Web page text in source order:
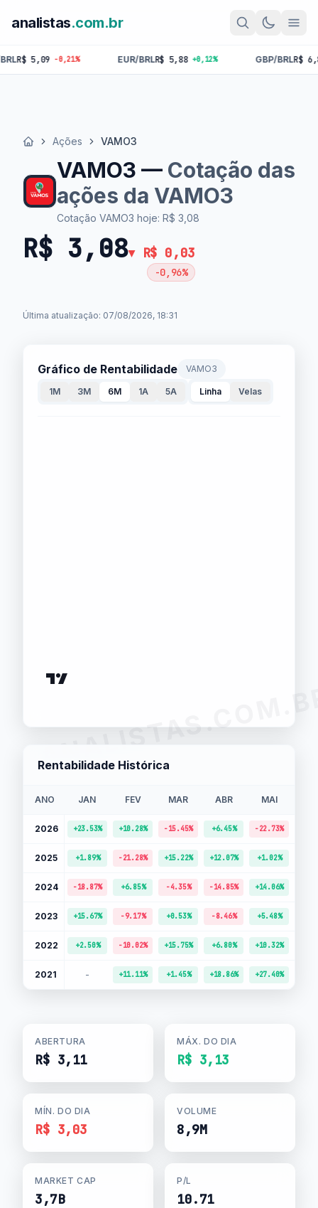
analistas.com.br
EUR/BRLR$ 5,88 +0,12% GBP/BRL +0,10%
Início Ações VAMO3
VAMO3 — Cotação das
ações da VAMO3
Cotação VAMO3 hoje: R$ 3,08
R$ 3,08▼ R$ 0,03
-0,96%
Última atualização: 07/08/2026, 18:31
Gráfico de Rentabilidade VAMO3
1M 3M 6M 1A 5A Linha Velas
Rentabilidade Histórica
ANO JAN FEV MAR ABR MAI
2026 +23.53% +10.28% -15.45% +6.45% -22.73%
2025 +1.89% -21.28% +15.22% +12.07% +1.02%
2024 -18.87% +6.85% -4.35% -14.85% +14.06%
2023 +15.67% -9.17% +0.53% -8.46% +5.48%
2022 +2.50% -10.02% +15.75% +6.80% +10.32%
2021 - +11.11% +1.45% +18.86% +27.40%
ABERTURA
R$ 3,11
MÁX. DO DIA
R$ 3,13
MÍN. DO DIA
R$ 3,03
VOLUME
8,9M
MARKET CAP
3,7B
P/L
10.71